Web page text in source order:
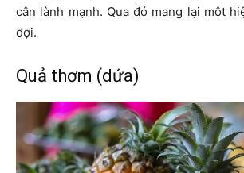
cân lành mạnh. Qua đó mang lại một
đợi.
Quả thơm (dứa)